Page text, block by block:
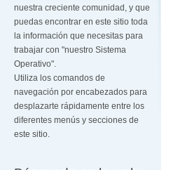
nuestra creciente comunidad, y que
puedas encontrar en este sitio toda
la información que necesitas para
trabajar con "nuestro Sistema
Operativo".
Utiliza los comandos de
navegación por encabezados para
desplazarte rápidamente entre los
diferentes menús y secciones de
este sitio.